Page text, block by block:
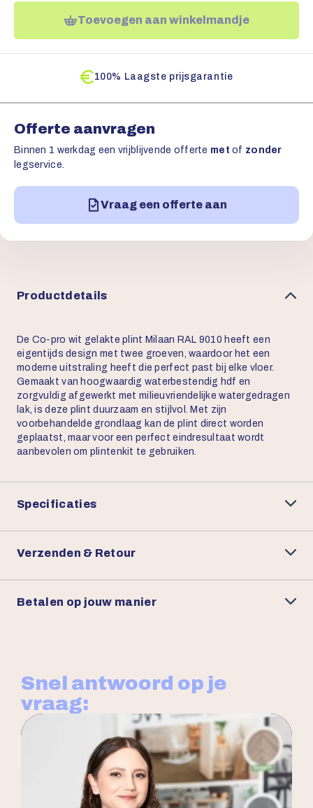
Toevoegen aan winkelmandje
100% Laagste prijsgarantie
Offerte aanvragen
Binnen 1 werkdag een vrijblijvende offerte met of zonder
legservice.
Vraag een offerte aan
Productdetails
De Co-pro wit gelakte plint Milaan RAL 9010 heeft een
eigentijds design met twee groeven, waardoor het een
moderne uitstraling heeft die perfect past bij elke vloer.
Gemaakt van hoogwaardig waterbestendig hdf en
zorgvuldig afgewerkt met milieuvriendelijke watergedragen
lak, is deze plint duurzaam en stijlvol. Met zijn
voorbehandelde grondlaag kan de plint direct worden
geplaatst, maar voor een perfect eindresultaat wordt
aanbevolen om plintenkit te gebruiken.
Specificaties
Verzenden & Retour
Betalen op jouw manier
Snel antwoord op je
vraag: